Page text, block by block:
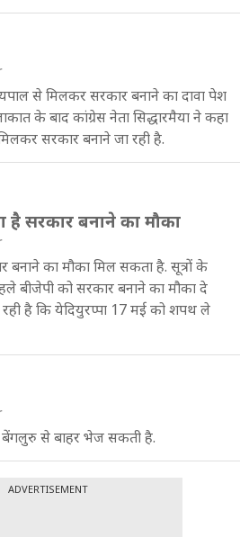
से मिलकर सरकार बनाने का दावा पेश
के बाद कांग्रेस नेता सिद्धारमैया ने कहा
सरकार बनाने जा रही है.
है सरकार बनाने का मौका
बनाने का मौका मिल सकता है. सूत्रों के
बीजेपी को सरकार बनाने का मौका दे
है कि येदियुरप्पा 17 मई को शपथ ले
से बाहर भेज सकती है.
ADVERTISEMENT